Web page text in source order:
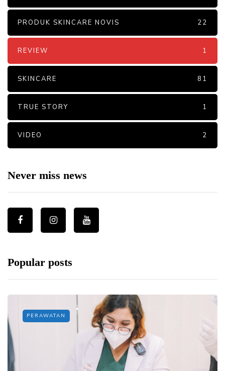
PRODUK SKINCARE NOVIS 22
REVIEW 1
SKINCARE 81
TRUE STORY 1
VIDEO 2
Never miss news
Popular posts
PERAWATAN